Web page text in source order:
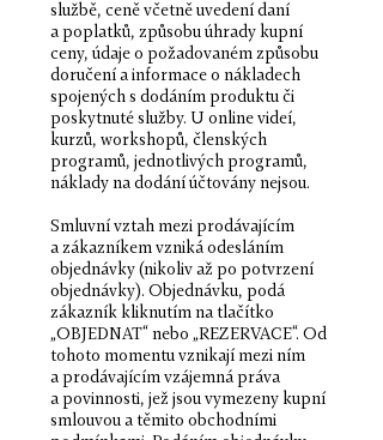
službě, ceně včetně uvedení daní
a poplatků, způsobu úhrady kupní
ceny, údaje o požadovaném způsobu
doručení a informace o nákladech
spojených s dodáním produktu či
poskytnuté služby. U online videí,
kurzů, workshopů, členských
programů, jednotlivých programů,
náklady na dodání účtovány nejsou.
Smluvní vztah mezi prodávajícím
a zákazníkem vzniká odesláním
objednávky (nikoliv až po potvrzení
objednávky). Objednávku, podá
zákazník kliknutím na tlačítko
„OBJEDNAT“ nebo „REZERVACE“. Od
tohoto momentu vznikají mezi ním
a prodávajícím vzájemná práva
a povinnosti, jež jsou vymezeny kupní
smlouvou a těmito obchodními